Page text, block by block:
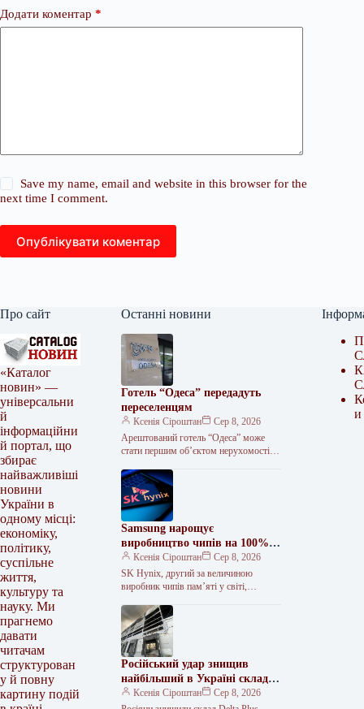
Додати коментар *
Save my name, email and website in this browser for the
next time I comment.
Опублікувати коментар
Про сайт
«Каталог
новин» —
універсальни
й
інформаційни
й портал, що
збирає
найважливіші
новини
України в
одному місці:
економіку,
політику,
суспільне
життя,
культуру та
науку. Ми
прагнемо
давати
читачам
структурован
у й повну
картину подій
Останні новини
Готель “Одеса” передадуть
переселенцям
Ксенія Сіроштан
Сер 8, 2026
Арештований готель “Одеса” може
стати першим об’єктом нерухомості,
тимчасового проживання внутрішньо
переміщених осіб (ВПО). Про…
Samsung нарощує
виробництво чипів на 100% з
інвестиціями $38 мільярдів
Ксенія Сіроштан
Сер 8, 2026
SK Hynix, другий за величиною
виробник чипів пам’яті у світі,
програму в Південній Кореї. Компанія
планує…
Російський удар знищив
найбільший в Україні склад
ЗІЗ Delta Plus
Ксенія Сіроштан
Сер 8, 2026
и